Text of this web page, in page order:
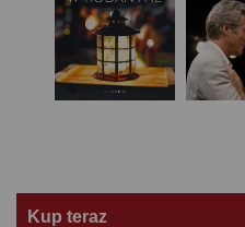
Kup teraz